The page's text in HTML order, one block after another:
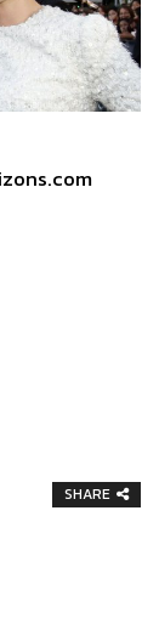
SHARE